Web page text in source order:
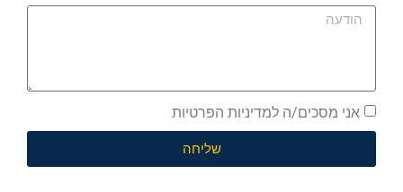
אני מסכים/ה למדיניות הפרטיות
שליחה